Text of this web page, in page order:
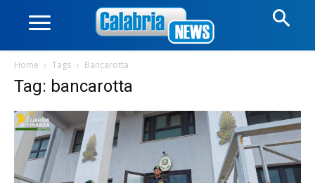
Home Tags Bancarotta
Tag: bancarotta